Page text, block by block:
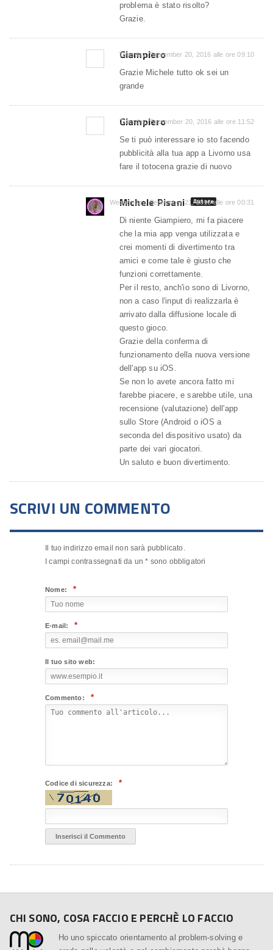
problema è stato risolto?
Grazie.
Giampiero
Tuesday, September 20, 2016 alle ore 09:10
Grazie Michele tutto ok sei un
grande
Giampiero
Tuesday, September 20, 2016 alle ore 11:52
Se ti può interessare io sto facendo
pubblicità alla tua app a Livorno usa
fare il totocena grazie di nuovo
Michele Pisani Autore
Wednesday, September 21, 2016 alle ore 00:31
Di niente Giampiero, mi fa piacere
che la mia app venga utilizzata e
crei momenti di divertimento tra
amici e come tale è giusto che
funzioni correttamente.
Per il resto, anch'io sono di Livorno,
non a caso l'input di realizzarla è
arrivato dalla diffusione locale di
questo gioco.
Grazie della conferma di
funzionamento della nuova versione
dell'app su iOS.
Se non lo avete ancora fatto mi
farebbe piacere, e sarebbe utile, una
recensione (valutazione) dell'app
sullo Store (Android o iOS a
seconda del dispositivo usato) da
parte dei vari giocatori.
Un saluto e buon divertimento.
SCRIVI UN COMMENTO
Il tuo indirizzo email non sarà pubblicato.
I campi contrassegnati da un* sono obbligatori
Nome: *
E-mail: *
Il tuo sito web:
Commento: *
Codice di sicurezza: *
CHI SONO, COSA FACCIO E PERCHÈ LO FACCIO
Ho uno spiccato orientamento al problem-solving e